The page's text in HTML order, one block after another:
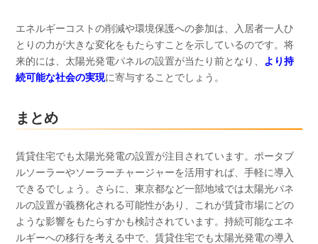
エネルギーコストの削減や環境保護への参加は、入居者一人ひ
とりの力が大きな変化をもたらすことを示しているのです。将
来的には、太陽光発電パネルの設置が当たり前となり、
より持
続可能な社会の実現に寄与することでしょう。
まとめ
賃貸住宅でも太陽光発電の設置が注目されています。ポータブ
ルソーラーやソーラーチャージャーを活用すれば、手軽に導入
できるでしょう。さらに、東京都など一部地域では太陽光パネ
ルの設置が義務化される可能性があり、これが賃貸市場にどの
ような影響をもたらすかも検討されています。持続可能なエネ
ルギーへの移行を考える中で、賃貸住宅でも太陽光発電の導入